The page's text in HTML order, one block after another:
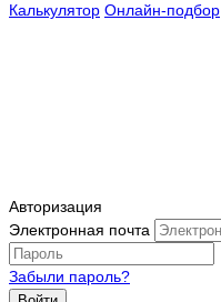
Калькулятор Онлайн-подбор
Авторизация
Электронная почта
Забыли пароль?